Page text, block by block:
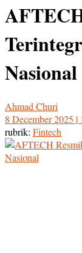
Nasional
Ahmad Churi
8 December 2025 |
rubrik: Fintech